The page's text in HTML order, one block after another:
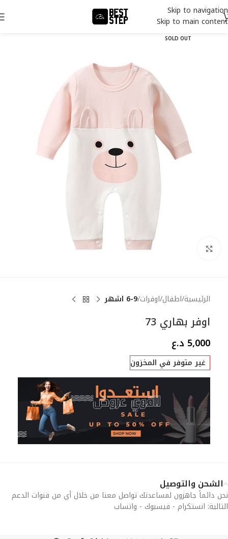
Skip to navigation
Skip to main content
SOLD OUT
Click to enlarge
الرئيسية اطفال اوفرات 6-9 اشهر
اوفر بهاري 73
5,000 د.ع
غير متوفر في المخزون
الشحن والتوصيل
نحن دائماً جاهزون لمساعدتك تواصل معنا من خلال أي من قنوات الدعم
التالية: انستكرام - فيسبوك - واتساب